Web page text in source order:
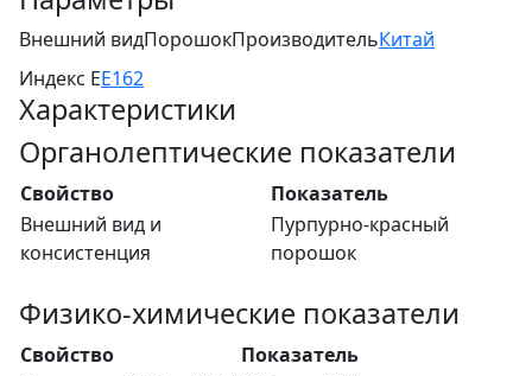
Внешний видПорошокПроизводительКитай
Индекс ЕE162
Характеристики
Органолептические показатели
Свойство
Показатель
Внешний вид и
консистенция
Пурпурно-красный
порошок
Физико-химические показатели
Свойство
Показатель